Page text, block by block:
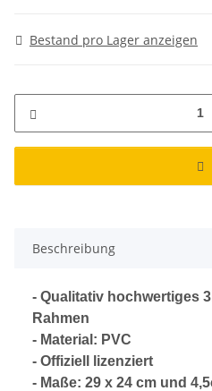
Bestand pro Lager anzeigen
Beschreibung
- Qualitativ hochwertiges
Rahmen
- Material: PVC
- Offiziell lizenziert
- Maße: 29 x 24 cm und